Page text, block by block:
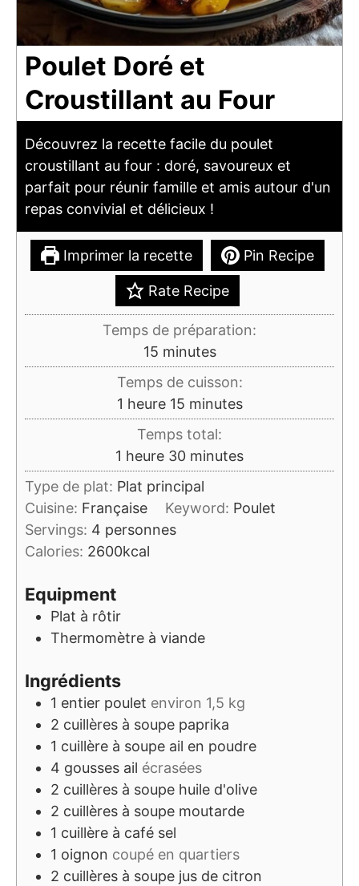
Poulet Doré et
Croustillant au Four
Découvrez la recette facile du poulet
croustillant au four : doré, savoureux et
parfait pour réunir famille et amis autour d'un
repas convivial et délicieux !
Imprimer la recette Pin Recipe
Rate Recipe
Temps de préparation:
15minutes
minutes
Temps de cuisson:
1 heure
heure 15minutes
minutes
Temps total:
1 heure
heure 30minutes
minutes
Type de plat: Plat principal
Cuisine: Française Keyword: Poulet
Servings: 4 personnes
Calories: 2600kcal
Equipment
Plat à rôtir
Thermomètre à viande
Ingrédients
1 entier poulet environ 1,5 kg
2 cuillères à soupe paprika
1 cuillère à soupe ail en poudre
4 gousses ail écrasées
2 cuillères à soupe huile d'olive
2 cuillères à soupe moutarde
1 cuillère à café sel
1 oignon coupé en quartiers
2 cuillères à soupe jus de citron